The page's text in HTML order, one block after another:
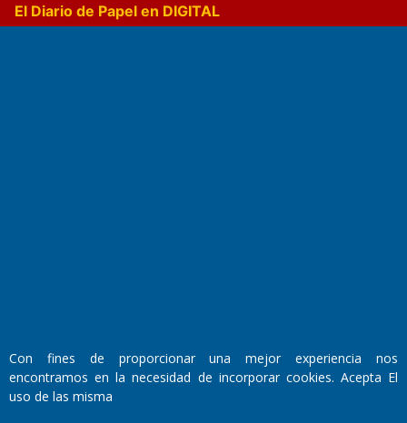
El Diario de Papel en DIGITAL
Director Periodístico:
Walter René Goñi
Con fines de proporcionar una mejor experiencia nos
encontramos en la necesidad de incorporar cookies. Acepta El
uso de las misma